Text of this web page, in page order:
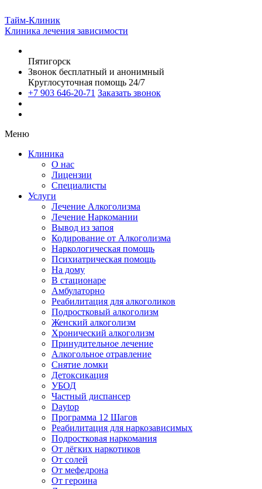
Тайм-Клиник
Клиника лечения зависимости
Пятигорск
Звонок бесплатный и анонимный
Круглосуточная помощь 24/7
+7 903 646-20-71 Заказать звонок
Меню
Клиника
О нас
Лицензии
Специалисты
Услуги
Лечение Алкоголизма
Лечение Наркомании
Вывод из запоя
Кодирование от Алкоголизма
Наркологическая помощь
Психиатрическая помощь
На дому
В стационаре
Амбулаторно
Реабилитация для алкоголиков
Подростковый алкоголизм
Женский алкоголизм
Хронический алкоголизм
Принудительное лечение
Алкогольное отравление
Снятие ломки
Детоксикация
УБОД
Частный диспансер
Daytop
Программа 12 Шагов
Реабилитация для наркозависимых
Подростковая наркомания
От лёгких наркотиков
От солей
От мефедрона
От героина